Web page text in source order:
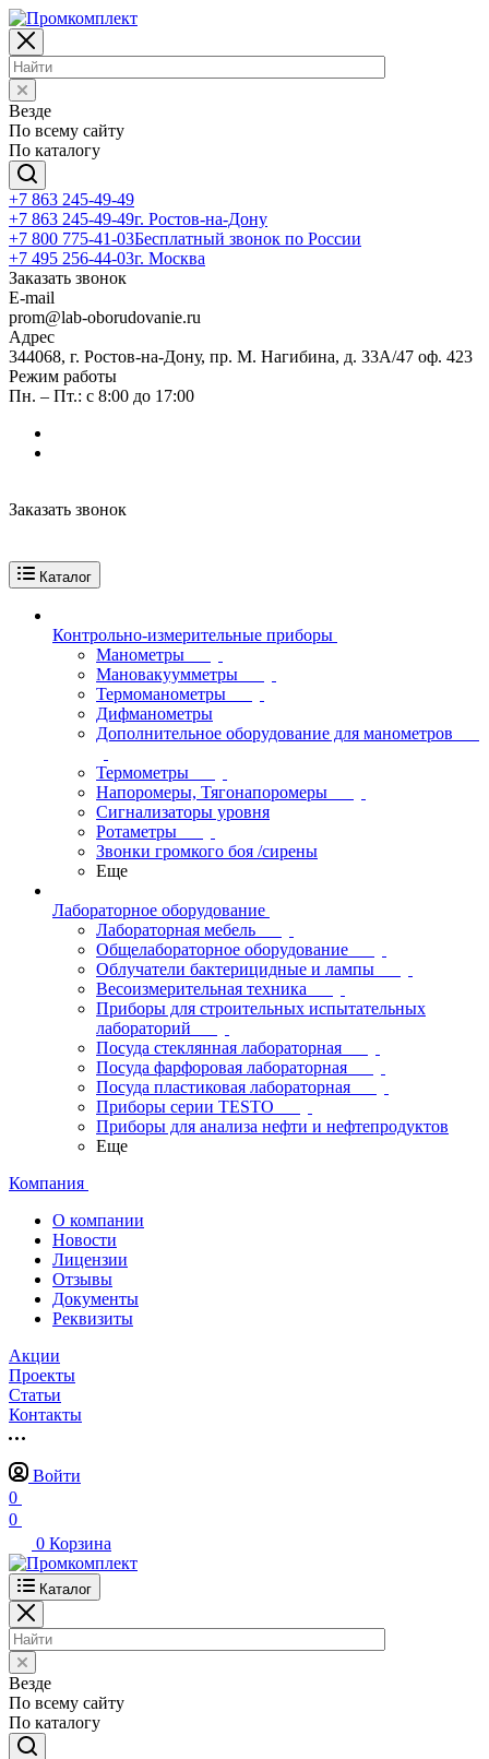
Везде
По всему сайту
По каталогу
+7 863 245-49-49
+7 863 245-49-49г. Ростов-на-Дону
+7 800 775-41-03Бесплатный звонок по России
+7 495 256-44-03г. Москва
Заказать звонок
E-mail
prom@lab-oborudovanie.ru
Адрес
344068, г. Ростов-на-Дону, пр. М. Нагибина, д. 33А/47 оф. 423
Режим работы
Пн. – Пт.: с 8:00 до 17:00
Заказать звонок
Каталог
Контрольно-измерительные приборы
Манометры
Мановакуумметры
Термоманометры
Дифманометры
Дополнительное оборудование для манометров
Термометры
Напоромеры, Тягонапоромеры
Сигнализаторы уровня
Ротаметры
Звонки громкого боя /сирены
Еще
Лабораторное оборудование
Лабораторная мебель
Общелабораторное оборудование
Облучатели бактерицидные и лампы
Весоизмерительная техника
Приборы для строительных испытательных
лабораторий
Посуда стеклянная лабораторная
Посуда фарфоровая лабораторная
Посуда пластиковая лабораторная
Приборы серии TESTO
Приборы для анализа нефти и нефтепродуктов
Еще
Компания
О компании
Новости
Лицензии
Отзывы
Документы
Реквизиты
Акции
Проекты
Статьи
Контакты
Войти
0
0
0 Корзина
Каталог
Везде
По всему сайту
По каталогу